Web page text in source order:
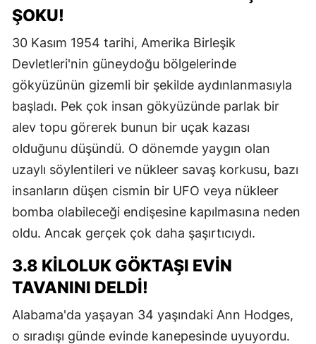
ŞOKU!
30 Kasım 1954 tarihi, Amerika Birleşik
Devletleri'nin güneydoğu bölgelerinde
gökyüzünün gizemli bir şekilde aydınlanmasıyla
başladı. Pek çok insan gökyüzünde parlak bir
alev topu görerek bunun bir uçak kazası
olduğunu düşündü. O dönemde yaygın olan
uzaylı söylentileri ve nükleer savaş korkusu, bazı
insanların düşen cismin bir UFO veya nükleer
bomba olabileceği endişesine kapılmasına neden
oldu. Ancak gerçek çok daha şaşırtıcıydı.
3.8 KILOLUK GÖKTAŞI EVIN
TAVANINI DELDI!
Alabama'da yaşayan 34 yaşındaki Ann Hodges,
o sıradışı günde evinde kanepesinde uyuyordu.